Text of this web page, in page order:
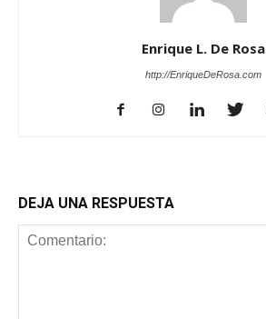
Enrique L. De Rosa
http://EnriqueDeRosa.com
DEJA UNA RESPUESTA